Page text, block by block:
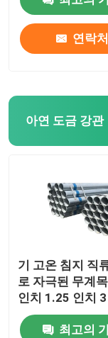
연락처
아연 도금 강관
기 고온 침지 직
로 자극된 무계
인치 1.25 인치
최고의